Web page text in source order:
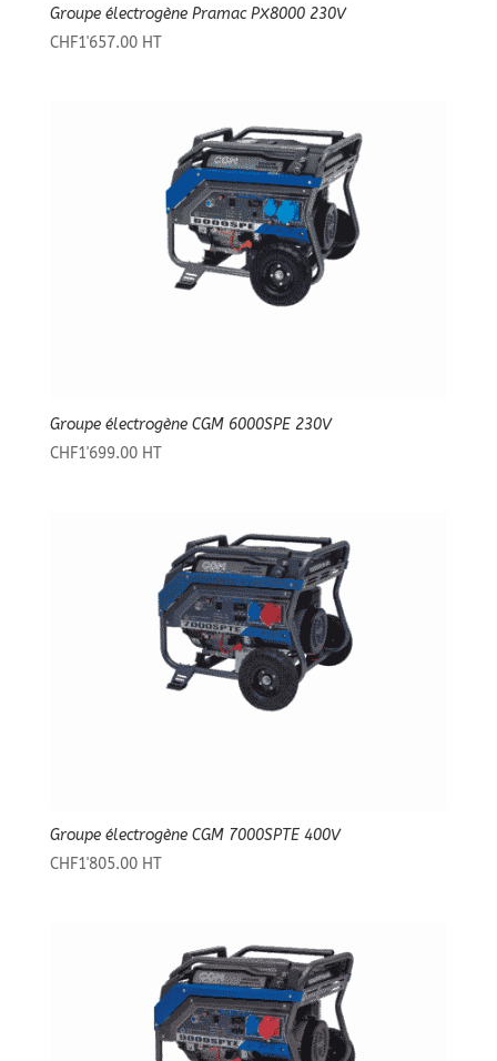
Groupe électrogène Pramac PX8000 230V
CHF1'657.00 HT
Groupe électrogène CGM 6000SPE 230V
CHF1'699.00 HT
Groupe électrogène CGM 7000SPTE 400V
CHF1'805.00 HT